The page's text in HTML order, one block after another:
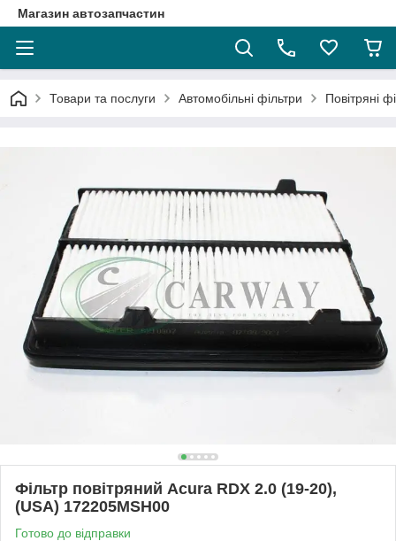
Магазин автозапчастин
Товари та послуги Автомобільні фільтри Повітряні
Фільтр повітряний Acura RDX 2.0 (19-20),
(USA) 172205MSH00
Готово до відправки